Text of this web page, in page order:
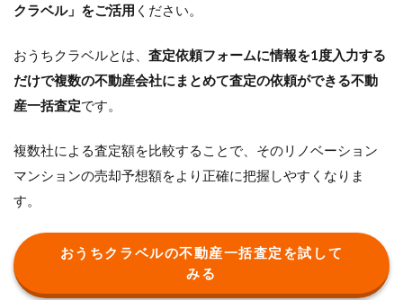
クラベル」をご活用 ください。
おうちクラベルとは、 査定依頼フォームに情報を1度入力する
だけで複数の不動産会社にまとめて査定の依頼ができる不動
産一括査定です。
複数社による査定額を比較することで、そのリノベーション
マンションの売却予想額をより正確に把握しやすくなりま
す。
おうちクラベルの不動産一括査定を試して
みる